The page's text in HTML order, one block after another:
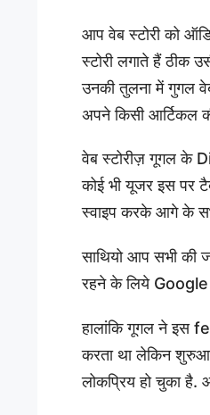
आप वेब स्टोरी को
स्टोरी लगाते हैं ठीक
उनकी तुलना में गुगल
अपने किसी आर्टिकल
वेब स्टोरीज़ गूगल के
कोई भी यूजर इस पर
स्वाइप करके आगे के
साथियो आप सभी की
रहने के लिये Google
हालांकि गूगल ने इस
करता था लेकिन
लोकप्रिय हो चुका